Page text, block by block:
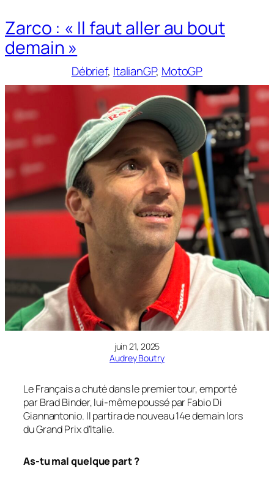
Zarco : « Il faut aller au bout
demain »
Débrief, ItalianGP, MotoGP
juin 21, 2025
Audrey Boutry
Le Français a chuté dans le premier tour, emporté
par Brad Binder, lui-même poussé par Fabio Di
Giannantonio. Il partira de nouveau 14e demain lors
du Grand Prix d’Italie.
As-tu mal quelque part ?